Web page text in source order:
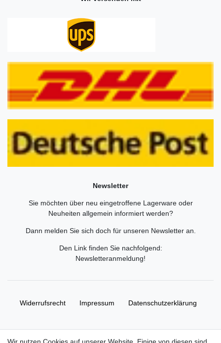
Newsletter
Sie möchten über neu eingetroffene Lagerware oder
Neuheiten allgemein informiert werden?
Dann melden Sie sich doch für unseren Newsletter an.
Den Link finden Sie nachfolgend:
Newsletteranmeldung!
Widerrufs­recht Impressum Daten­schutz­erklärung